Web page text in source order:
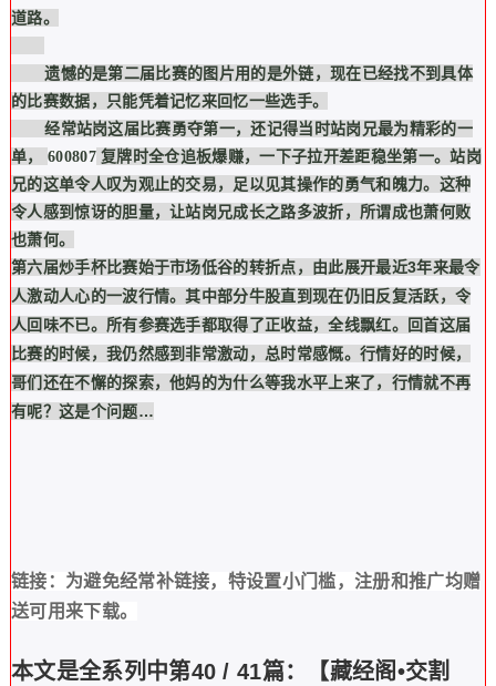
道路。
遗憾的是第二届比赛的图片用的是外链，现在已经找不到具体
的比赛数据，只能凭着记忆来回忆一些选手。
经常站岗这届比赛勇夺第一，还记得当时站岗兄最为精彩的一
单， 600807复牌时全仓追板爆赚，一下子拉开差距稳坐第一。站岗
兄的这单令人叹为观止的交易，足以见其操作的勇气和魄力。这种
令人感到惊讶的胆量，让站岗兄成长之路多波折，所谓成也萧何败
也萧何。
第六届炒手杯比赛始于市场低谷的转折点，由此展开最近3年来最令
人激动人心的一波行情。其中部分牛股直到现在仍旧反复活跃，令
人回味不已。所有参赛选手都取得了正收益，全线飘红。回首这届
比赛的时候，我仍然感到非常激动，总时常感慨。行情好的时候，
哥们还在不懈的探索，他妈的为什么等我水平上来了，行情就不再
有呢？这是个问题…
链接：为避免经常补链接，特设置小门槛，注册和推广均赠
送可用来下载。
本文是全系列中第40 / 41篇：【藏经阁•交割